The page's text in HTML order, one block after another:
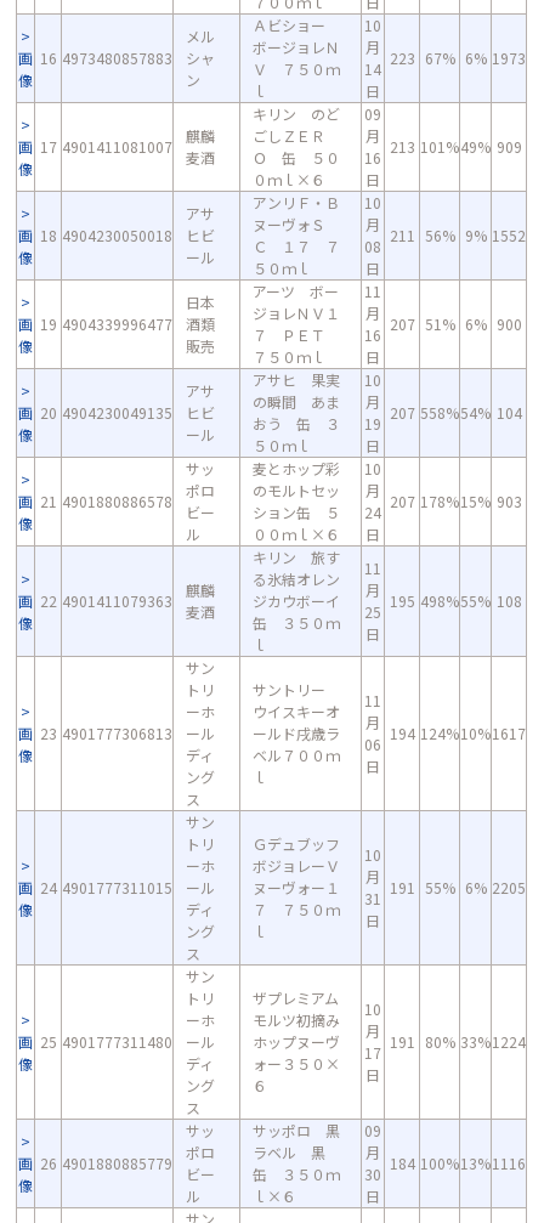
画
像
16 4973480857883
メル
シャ
ン
Ａビショー
ボージョレＮ
Ｖ ７５０ｍ
ｌ
10
月
14
日
223 67% 6% 1973
画
像
17 4901411081007
麒麟
麦酒
キリン のど
ごしＺＥＲ
Ｏ 缶 ５０
０ｍｌ×６
09
月
16
日
213 101%49% 909
画
像
18 4904230050018
アサ
ヒビ
ール
アンリＦ・Ｂ
ヌーヴォＳ
Ｃ １７ ７
５０ｍｌ
10
月
08
日
211 56% 9% 1552
画
像
19 4904339996477
日本
酒類
販売
アーツ ボー
ジョレＮＶ１
７ ＰＥＴ
７５０ｍｌ
11
月
16
日
207 51% 6% 900
画
像
20 4904230049135
アサ
ヒビ
ール
アサヒ 果実
の瞬間 あま
おう 缶 ３
５０ｍｌ
10
月
19
日
207 558%54% 104
画
像
21 4901880886578
サッ
ポロ
ビー
ル
麦とホップ彩
のモルトセッ
ション缶 ５
００ｍｌ×６
10
月
24
日
207 178%15% 903
画
像
22 4901411079363
麒麟
麦酒
キリン 旅す
る氷結オレン
ジカウボーイ
缶 ３５０ｍ
ｌ
11
月
25
日
195 498%55% 108
画
像
23 4901777306813
サン
トリ
ーホ
ール
ディ
ング
ス
サントリー
ウイスキーオ
ールド戌歳ラ
ベル７００ｍ
ｌ
11
月
06
日
194 124%10%1617
画
像
24 4901777311015
サン
トリ
ーホ
ール
ディ
ング
ス
Ｇデュブッフ
ボジョレーＶ
ヌーヴォー１
７ ７５０ｍ
ｌ
10
月
31
日
191 55% 6% 2205
画
像
25 4901777311480
サン
トリ
ーホ
ール
ディ
ング
ス
ザプレミアム
モルツ初摘み
ホップヌーヴ
ォー３５０×
６
10
月
17
日
191 80% 33%1224
画
像
26 4901880885779
サッ
ポロ
ビー
ル
サッポロ 黒
ラベル 黒
缶 ３５０ｍ
ｌ×６
09
月
30
日
184 100%13%1116
サン